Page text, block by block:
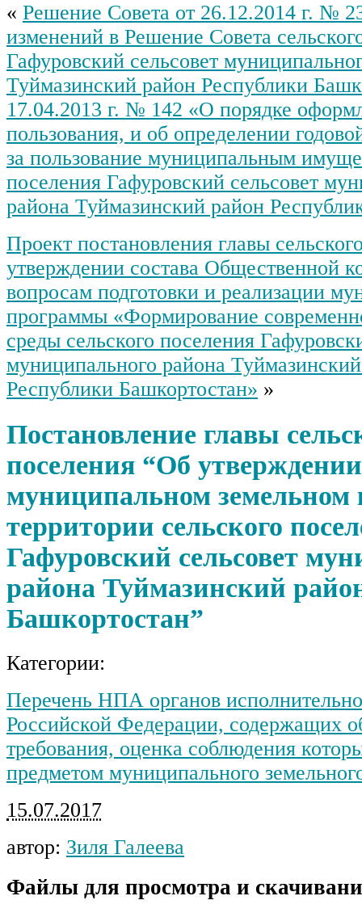
« Решение Совета от 26.12.2014 г. №
изменений в Решение Совета
Гафуровский сельсовет
Туймазинский район Республики
17.04.2013 г. № 142 «О порядке
пользования, и об определении
за пользование муниципальным
поселения Гафуровский сельсовет
района Туймазинский район
Проект постановления главы
утверждении состава Общественной
вопросам подготовки и реализации
программы «Формирование
среды сельского поселения
муниципального района
Республики Башкортостан» »
Постановление главы
поселения “Об
муниципальном земельном
территории сельского
Гафуровский сельсовет
района Туймазинский
Башкортостан”
Категории:
Перечень НПА органов
Российской Федерации, содержащих
требования, оценка соблюдения
предметом муниципального
15.07.2017
автор: Зиля Галеева
Файлы для просмотра и